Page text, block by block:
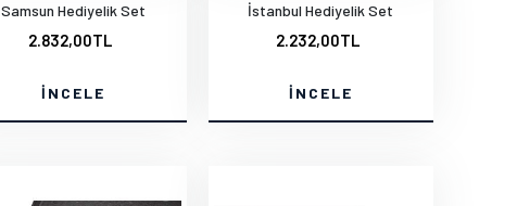
Samsun Hediyelik Set
2.832,00TL
İNCELE
İstanbul Hediyelik Set
2.232,00TL
İNCELE